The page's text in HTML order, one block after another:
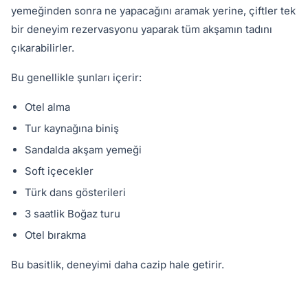
yemeğinden sonra ne yapacağını aramak yerine, çiftler tek
bir deneyim rezervasyonu yaparak tüm akşamın tadını
çıkarabilirler.
Bu genellikle şunları içerir:
Otel alma
Tur kaynağına biniş
Sandalda akşam yemeği
Soft içecekler
Türk dans gösterileri
3 saatlik Boğaz turu
Otel bırakma
Bu basitlik, deneyimi daha cazip hale getirir.